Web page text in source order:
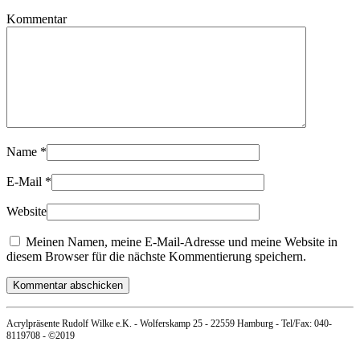
Kommentar
Name *
E-Mail *
Website
Meinen Namen, meine E-Mail-Adresse und meine Website in
diesem Browser für die nächste Kommentierung speichern.
Kommentar abschicken
Acrylpräsente Rudolf Wilke e.K. - Wolferskamp 25 - 22559 Hamburg - Tel/Fax: 040-
8119708 - ©2019